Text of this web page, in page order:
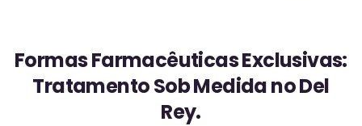
Formas Farmacêuticas Exclusivas:
Tratamento Sob Medida no Del
Rey.